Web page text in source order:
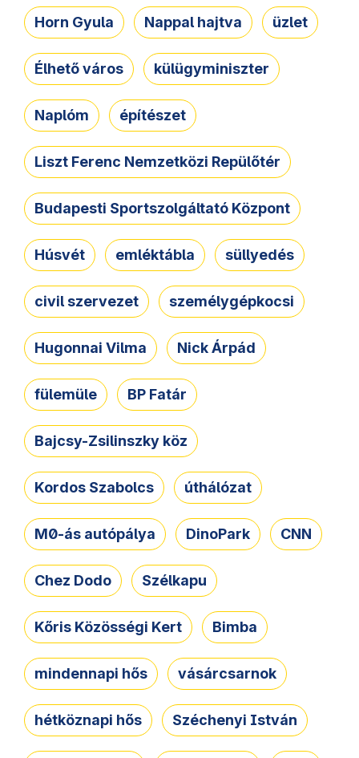
Horn Gyula Nappal hajtva üzlet
Élhető város külügyminiszter
Naplóm építészet
Liszt Ferenc Nemzetközi Repülőtér
Budapesti Sportszolgáltató Központ
Húsvét emléktábla süllyedés
civil szervezet személygépkocsi
Hugonnai Vilma Nick Árpád
fülemüle BP Fatár
Bajcsy-Zsilinszky köz
Kordos Szabolcs úthálózat
M0-ás autópálya DinoPark CNN
Chez Dodo Szélkapu
Kőris Közösségi Kert Bimba
mindennapi hős vásárcsarnok
hétköznapi hős Széchenyi István